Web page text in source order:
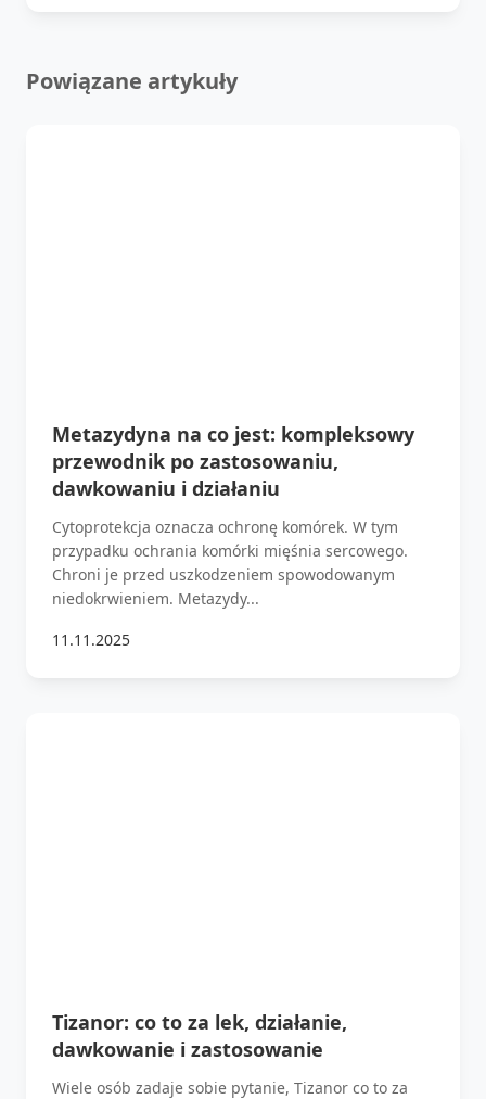
Powiązane artykuły
Metazydyna na co jest: kompleksowy
przewodnik po zastosowaniu,
dawkowaniu i działaniu
Cytoprotekcja oznacza ochronę komórek. W tym
przypadku ochrania komórki mięśnia sercowego.
Chroni je przed uszkodzeniem spowodowanym
niedokrwieniem. Metazydy...
11.11.2025
Tizanor: co to za lek, działanie,
dawkowanie i zastosowanie
Wiele osób zadaje sobie pytanie, Tizanor co to za